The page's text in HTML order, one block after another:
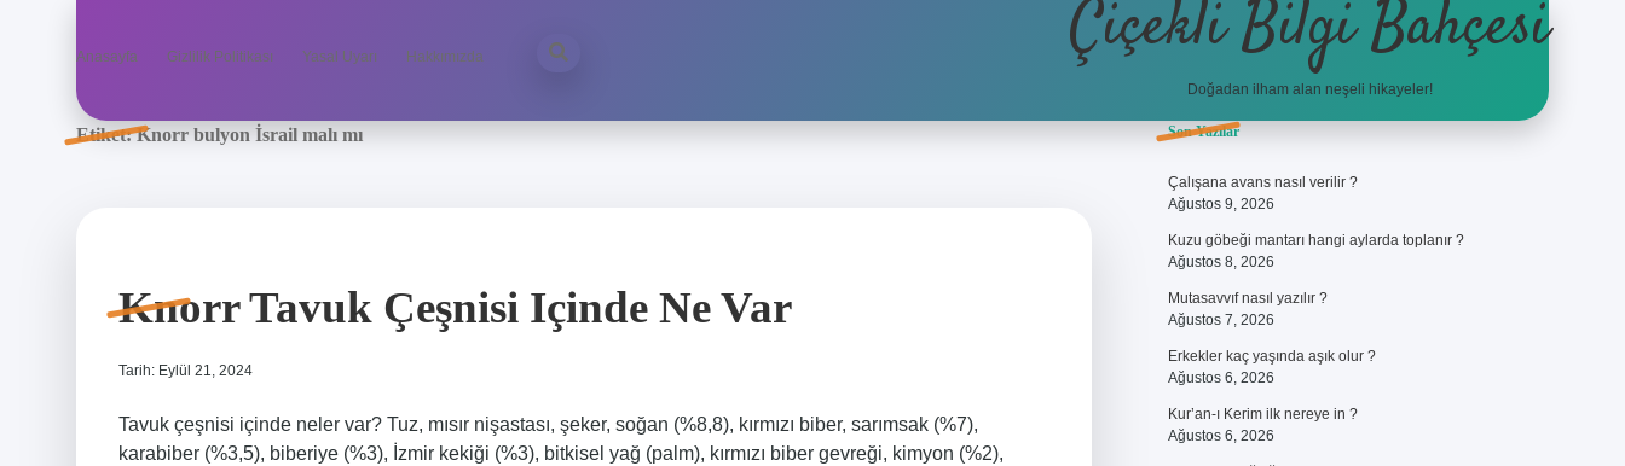
Anasayfa Gizlilik Politikası Yasal Uyarı Hakkımızda Çiçekli Bilgi Bahçesi
Doğadan ilham alan neşeli hikayeler!
Etiket:Knorr bulyon İsrail malı mı
Knorr Tavuk Çeşnisi Içinde Ne Var
Tarih: Eylül 21, 2024
Tavuk çeşnisi içinde neler var? Tuz, mısır nişastası, şeker, soğan (%8,8), kırmızı biber, sarımsak (%7),
karabiber (%3,5), biberiye (%3), İzmir kekiği (%3), bitkisel yağ (palm), kırmızı biber gevreği, kimyon (%2),
Sidebar
Son Yazılar
Çalışana avans nasıl verilir ?
Ağustos 9, 2026
Kuzu göbeği mantarı hangi aylarda toplanır ?
Ağustos 8, 2026
Mutasavvıf nasıl yazılır ?
Ağustos 7, 2026
Erkekler kaç yaşında aşık olur ?
Ağustos 6, 2026
Kur’an-ı Kerim ilk nereye in ?
Ağustos 6, 2026